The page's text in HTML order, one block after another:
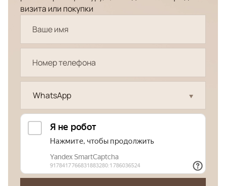
визита или покупки
WhatsApp